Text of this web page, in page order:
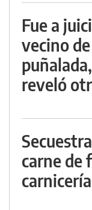
Fue a
vecino
reveló
carne de